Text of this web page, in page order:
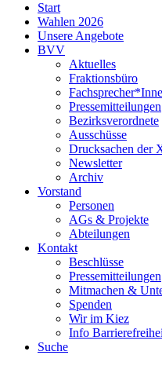
Neukölln
Start
Wahlen 2026
Unsere Angebote
BVV
Aktuelles
Fraktionsbüro
Pressemitteilungen
Bezirksverordnete
Ausschüsse
Drucksachen der
Newsletter
Archiv
Vorstand
Personen
AGs & Projekte
Abteilungen
Kontakt
Beschlüsse
Pressemitteilungen
Mitmachen &
Spenden
Wir im Kiez
Info
Suche